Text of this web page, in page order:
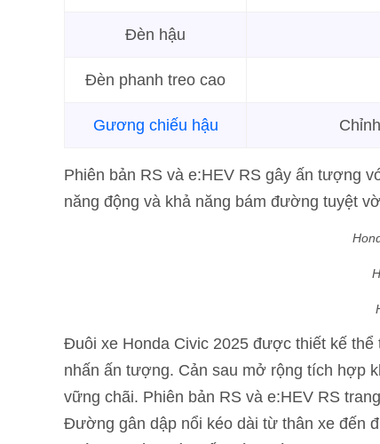
Đèn hậu
Đèn phanh treo cao
Gương chiếu hậu
Phiên bản RS và e:HEV RS gây ấn tượng
năng động và khả năng bám đường tuyệt
Đuôi xe Honda Civic 2025 được thiết kế
nhấn ấn tượng. Cản sau mở rộng tích hợp
vững chãi. Phiên bản RS và e:HEV RS
Đường gân dập nổi kéo dài từ thân xe đến